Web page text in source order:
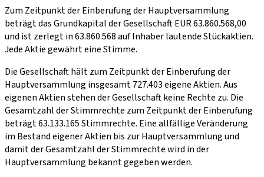
Zum Zeitpunkt der Einberufung der Hauptversammlung
beträgt das Grundkapital der Gesellschaft EUR 63.860.568,00
und ist zerlegt in 63.860.568 auf Inhaber lautende Stückaktien.
Jede Aktie gewährt eine Stimme.
Die Gesellschaft hält zum Zeitpunkt der Einberufung der
Hauptversammlung insgesamt 727.403 eigene Aktien. Aus
eigenen Aktien stehen der Gesellschaft keine Rechte zu. Die
Gesamtzahl der Stimmrechte zum Zeitpunkt der Einberufung
beträgt 63.133.165 Stimmrechte. Eine allfällige Veränderung
im Bestand eige­ner Aktien bis zur Hauptversammlung und
damit der Gesamtzahl der Stimmrechte wird in der
Hauptversammlung bekannt gegeben werden.